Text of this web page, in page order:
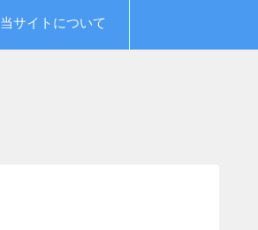
当サイトについて